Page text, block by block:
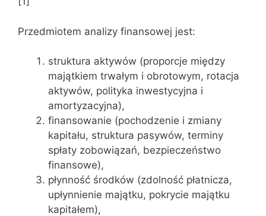
Przedmiotem analizy finansowej jest:
struktura aktywów (proporcje między
majątkiem trwałym i obrotowym, rotacja
aktywów, polityka inwestycyjna i
amortyzacyjna),
finansowanie (pochodzenie i zmiany
kapitału, struktura pasywów, terminy
spłaty zobowiązań, bezpieczeństwo
finansowe),
płynność środków (zdolność płatnicza,
upłynnienie majątku, pokrycie majątku
kapitałem),